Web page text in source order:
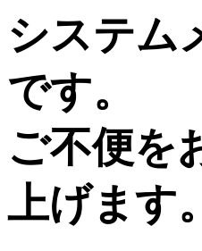
システム
です。
ご不便を
上げます。